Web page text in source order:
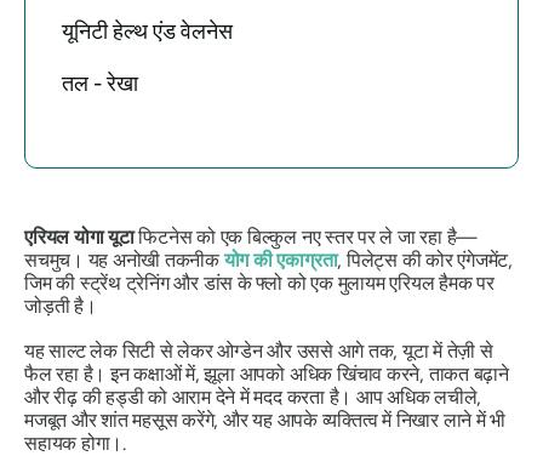
यूनिटी हेल्थ एंड वेलनेस
तल - रेखा
एरियल योगा यूटाफिटनेस को एक बिल्कुल नए स्तर पर ले जा रहा है—
सचमुच। यह अनोखी तकनीकयोग की एकाग्रता, पिलेट्स की कोर एंगेजमेंट,
जिम की स्ट्रेंथ ट्रेनिंग और डांस के फ्लो को एक मुलायम एरियल हैमक पर
जोड़ती है।
यह साल्ट लेक सिटी से लेकर ओग्डेन और उससे आगे तक, यूटा में तेज़ी से
फैल रहा है। इन कक्षाओं में, झूला आपको अधिक खिंचाव करने, ताकत बढ़ाने
और रीढ़ की हड्डी को आराम देने में मदद करता है। आप अधिक लचीले,
मजबूत और शांत महसूस करेंगे, और यह आपके व्यक्तित्व में निखार लाने में भी
सहायक होगा।.